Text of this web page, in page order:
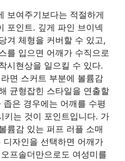
보여주기보다는 적절하게
포인트. 깊게 파인 브이넥
겨 체형을 커버할 수 있고,
를 입으면 어깨가 수직으로
시현상을 일으킬 수 있다.
면 스커트 부분에 볼륨감
균형잡힌 스타일을 연출할
은 경우에는 어깨를 수평
키는 것이 포인트입니다. 가
륨감 있는 퍼프 러플 소매
자인을 선택하면 어깨가
프솔더만으로도 여성미를